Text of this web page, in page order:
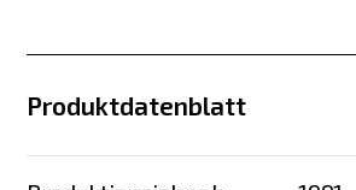
Produktdatenblatt